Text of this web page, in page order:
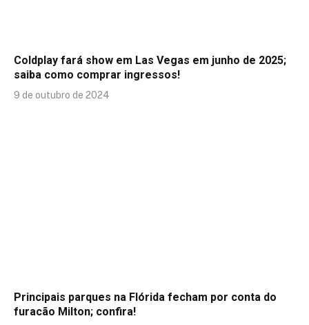
Coldplay fará show em Las Vegas em junho de 2025;
saiba como comprar ingressos!
9 de outubro de 2024
Principais parques na Flórida fecham por conta do
furacão Milton; confira!